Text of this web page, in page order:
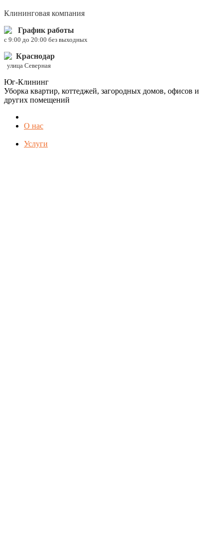
Клининговая компания
График работы
c 9:00 до 20:00 без выходных
Краснодар
улица Северная
Юг-Клининг
Уборка квартир, коттеджей, загородных домов, офисов и
других помещений
О нас
Услуги